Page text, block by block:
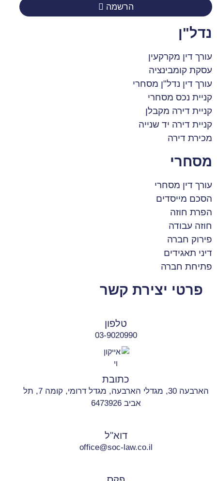
הרשמה
נדל"ן
עורך דין מקרקעין
עסקת קומבינציה
עורך דין נדל"ן מסחרי
קניית נכס מסחרי
קניית דירה מקבלן
קניית דירה יד שנייה
מכירת דירה
מסחרי
עורך דין מסחרי
הסכם מייסדים
הפרת חוזה
חוזה עבודה
פירוק חברה
דיני תאגידים
פתיחת חברה
פרטי יצירת קשר
טלפון
03-9020990
כתובת
הארבעה 30, מגדלי הארבעה, מגדל דרומי, קומה 7, תל
אביב 6473926
דוא"ל
office@soc-law.co.il